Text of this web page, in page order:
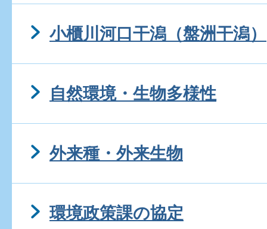
小櫃川河口干潟（盤洲干潟）
自然環境・生物多様性
外来種・外来生物
環境政策課の協定